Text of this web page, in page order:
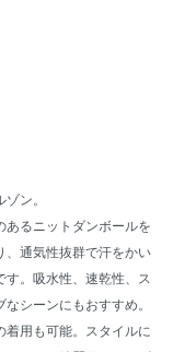
ン。
あるニットダンボールを
、通気性抜群で汗をかい
す。吸水性、速乾性、ス
シーンにもおすすめ。
着用も可能。スタイルに